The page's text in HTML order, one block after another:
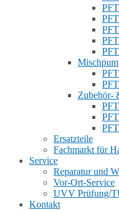
Zubehör-
Ersatzteile
Fachmarkt für
Service
Reparatur und
Vor-Ort-Service
UVV Prüfung/
Kontakt